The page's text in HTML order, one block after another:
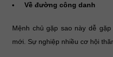
Về đường công danh
Mệnh chủ gặp sao này dễ
mới. Sự nghiệp nhiều cơ hội